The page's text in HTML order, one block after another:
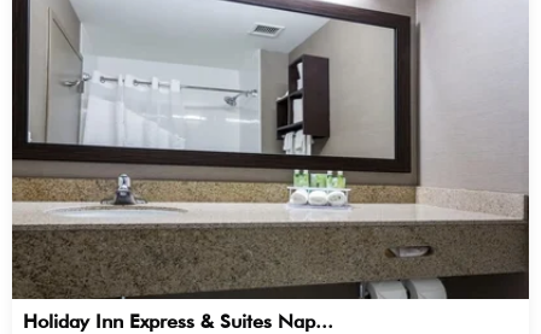
Holiday Inn Express & Suites Nap...